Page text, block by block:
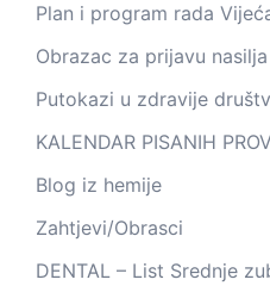
Plan i program rada
Obrazac za prijavu nasilja
Putokazi u zdravije
KALENDAR PISANIH
Blog iz hemije
Zahtjevi/Obrasci
DENTAL – List Srednje